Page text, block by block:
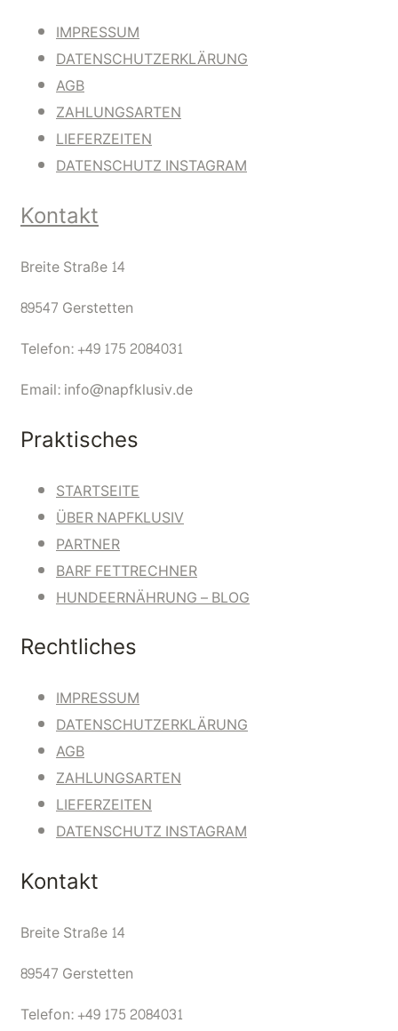
IMPRESSUM
DATENSCHUTZERKLÄRUNG
AGB
ZAHLUNGSARTEN
LIEFERZEITEN
DATENSCHUTZ INSTAGRAM
Kontakt
Breite Straße 14
89547 Gerstetten
Telefon: +49 175 2084031
Email: info@napfklusiv.de
Praktisches
STARTSEITE
ÜBER NAPFKLUSIV
PARTNER
BARF FETTRECHNER
HUNDEERNÄHRUNG – BLOG
Rechtliches
IMPRESSUM
DATENSCHUTZERKLÄRUNG
AGB
ZAHLUNGSARTEN
LIEFERZEITEN
DATENSCHUTZ INSTAGRAM
Kontakt
Breite Straße 14
89547 Gerstetten
Telefon: +49 175 2084031